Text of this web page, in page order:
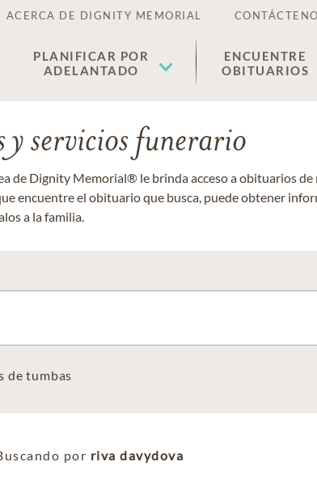
ACERCA DE DIGNITY MEMORIAL
PLANIFICAR POR
ADELANTADO
ENCUENTRE
OBITUARIOS
y servicios funerario
de Dignity Memorial® le brinda acceso a obituarios
encuentre el obituario que busca, puede obtener
a la familia.
de tumbas
por riva davydova